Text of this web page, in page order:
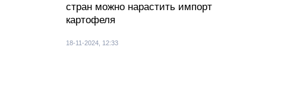
стран можно нарастить импорт
картофеля
18-11-2024, 12:33